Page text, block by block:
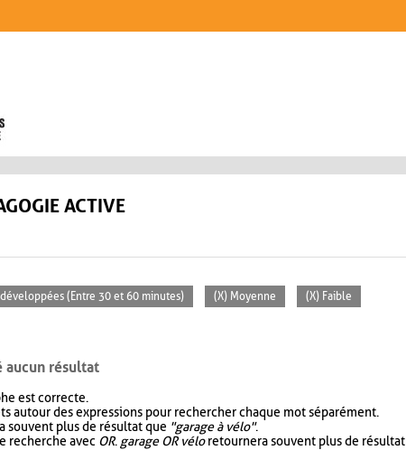
ACTIVE
(Entre 30 et 60 minutes) (X) Moyenne (X) Faible
aucun résultat
est correcte.
autour des expressions pour rechercher chaque mot séparément.
souvent plus de résultat que "garage à vélo".
recherche avec OR. garage OR véloretournera souvent plus de résultat